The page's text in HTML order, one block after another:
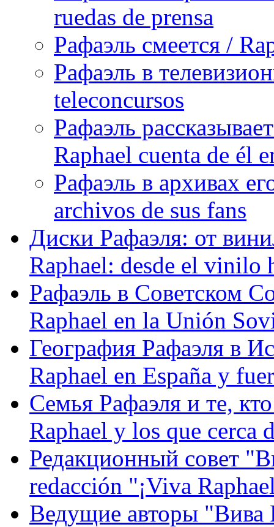
ruedas de prensa
Рафаэль смеется /
Рафаэль в
teleconcursos
Рафаэль
Raphael cuenta de él
Рафаэль в архивах
archivos de sus fans
Диски Рафаэля: от
Raphael: desde el vinilo
Рафаэль в Советском
Raphael en la Unión
География Рафаэля в
Raphael en España y
Семья Рафаэля и те,
Raphael y los que cerca
Редакционный совет
redacción "¡Viva
Ведущие авторы "Вива